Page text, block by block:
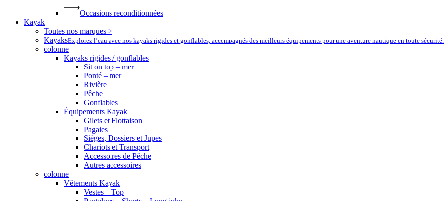
Occasions reconditionnées
Kayak
Toutes nos marques >
KayaksExplorez l’eau avec nos kayaks rigides et gonflables, accompagnés des meilleurs équipements pour une aventure nautique en toute sécurité.
colonne
Kayaks rigides / gonflables
Sit on top – mer
Ponté – mer
Rivière
Pêche
Gonflables
Équipements Kayak
Gilets et Flottaison
Pagaies
Sièges, Dossiers et Jupes
Chariots et Transport
Accessoires de Pêche
Autres accessoires
colonne
Vêtements Kayak
Vestes – Top